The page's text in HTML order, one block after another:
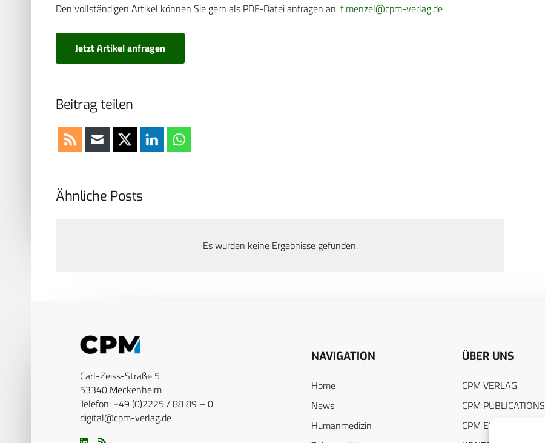
Den vollständigen Artikel können Sie gern als PDF-Datei anfragen an:t.menzel@cpm-verlag.de
Jetzt Artikel anfragen
Beitrag teilen
Ähnliche Posts
Es wurden keine Ergebnisse gefunden.
Carl-Zeiss-Straße 5
53340 Meckenheim
Telefon: +49 (0)2225 / 88 89 – 0
digital@cpm-verlag.de
NAVIGATION
Home
News
Humanmedizin
ÜBER UNS
CPM VERLAG
CPM PUBLICATIONS
CPM EVENTS